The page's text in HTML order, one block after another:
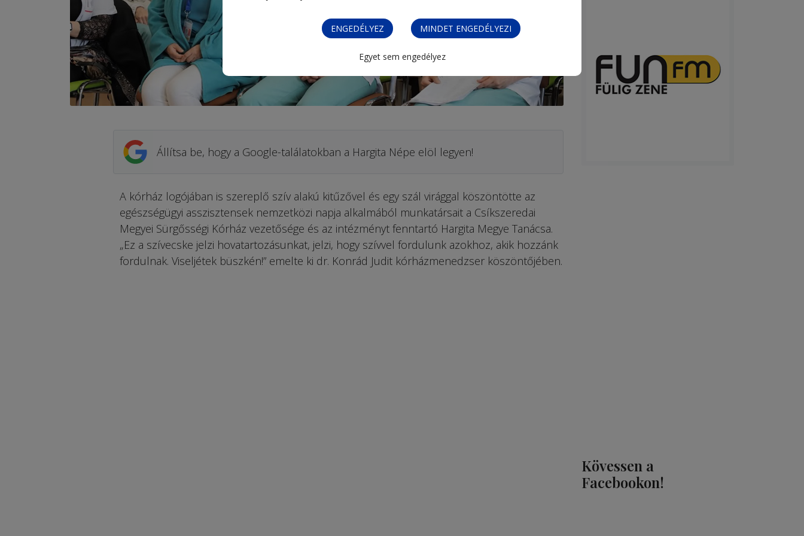
ENGEDÉLYEZ MINDET ENGEDÉLYEZI
Egyet sem engedélyez
Állítsa be, hogy a Google-találatokban a Hargita Népe elöl legyen!
A kórház logójában is szereplő szív alakú kitűzővel és egy szál virággal köszöntötte az
egészségügyi asszisztensek nemzetközi napja alkalmából munkatársait a Csíkszeredai
Megyei Sürgősségi Kórház vezetősége és az intézményt fenntartó Hargita Megye Tanácsa.
„Ez a szívecske jelzi hovatartozásunkat, jelzi, hogy szívvel fordulunk azokhoz, akik hozzánk
fordulnak. Viseljétek büszkén!” emelte ki dr. Konrád Judit kórházmenedzser köszöntőjében.
Kövessen a
Facebookon!